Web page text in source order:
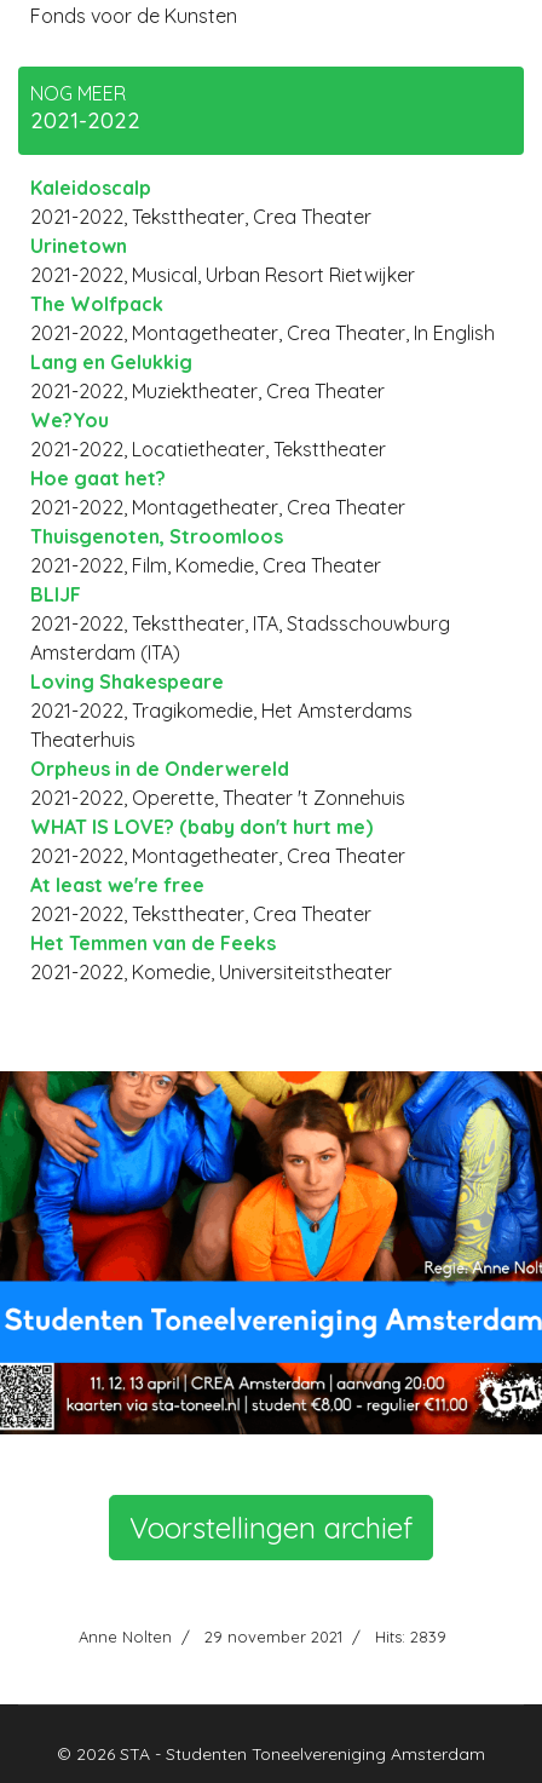
Fonds voor de Kunsten
NOG MEER
2021-2022
Kaleidoscalp
2021-2022, Teksttheater, Crea Theater
Urinetown
2021-2022, Musical, Urban Resort Rietwijker
The Wolfpack
2021-2022, Montagetheater, Crea Theater, In English
Lang en Gelukkig
2021-2022, Muziektheater, Crea Theater
We?You
2021-2022, Locatietheater, Teksttheater
Hoe gaat het?
2021-2022, Montagetheater, Crea Theater
Thuisgenoten, Stroomloos
2021-2022, Film, Komedie, Crea Theater
BLIJF
2021-2022, Teksttheater, ITA, Stadsschouwburg
Amsterdam (ITA)
Loving Shakespeare
2021-2022, Tragikomedie, Het Amsterdams
Theaterhuis
Orpheus in de Onderwereld
2021-2022, Operette, Theater 't Zonnehuis
WHAT IS LOVE? (baby don't hurt me)
2021-2022, Montagetheater, Crea Theater
At least we're free
2021-2022, Teksttheater, Crea Theater
Het Temmen van de Feeks
2021-2022, Komedie, Universiteitstheater
Voorstellingen archief
Anne Nolten 29 november 2021 Hits: 2839
© 2026 STA - Studenten Toneelvereniging Amsterdam